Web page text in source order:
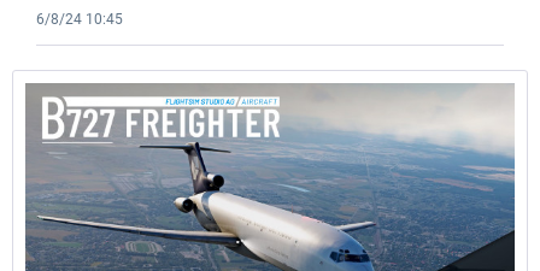
6/8/24 10:45